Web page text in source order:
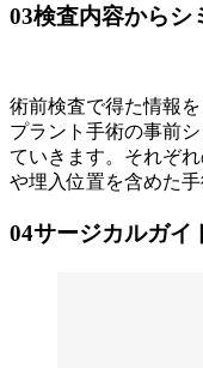
03検査内容からシ
術前検査で得た情報
プラント手術の事前
ていきます。それぞ
や埋入位置を含めた
04サージカルガイ